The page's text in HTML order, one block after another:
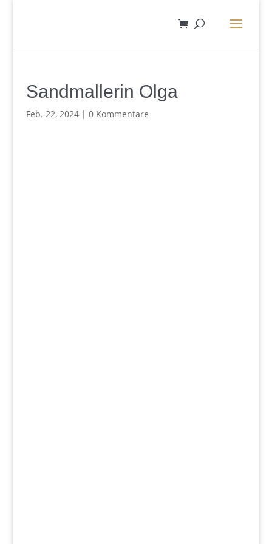
Sandmallerin Olga
Feb. 22, 2024| 0 Kommentare